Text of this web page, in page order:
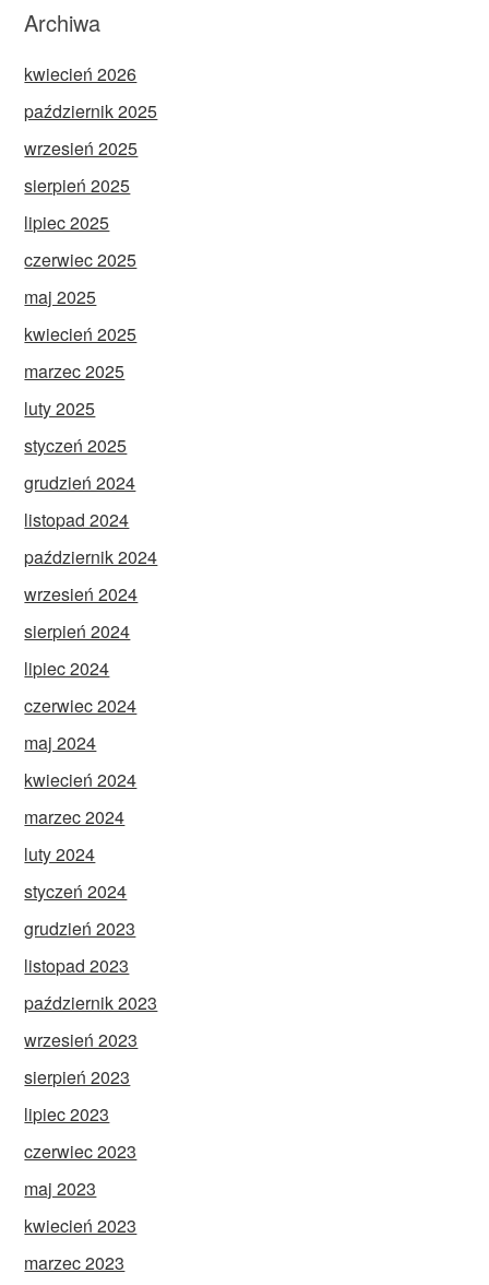
Archiwa
kwiecień 2026
październik 2025
wrzesień 2025
sierpień 2025
lipiec 2025
czerwiec 2025
maj 2025
kwiecień 2025
marzec 2025
luty 2025
styczeń 2025
grudzień 2024
listopad 2024
październik 2024
wrzesień 2024
sierpień 2024
lipiec 2024
czerwiec 2024
maj 2024
kwiecień 2024
marzec 2024
luty 2024
styczeń 2024
grudzień 2023
listopad 2023
październik 2023
wrzesień 2023
sierpień 2023
lipiec 2023
czerwiec 2023
maj 2023
kwiecień 2023
marzec 2023